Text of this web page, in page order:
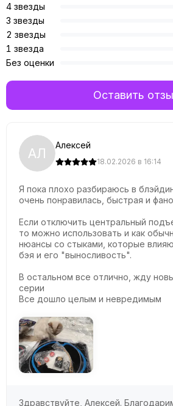
АЛ Алексей
18.02.2026 в 16:14
Я пока плохо разбираюсь в
очень понравилась, быстрая и
Если отключить центральный
то можно использовать и как
нюансы со стыками, которые
бэя и его "выносливость".
В остальном все отлично, жду
серии
Все дошло целым и невредимым
Здравствуйте, Алексей.
4 звезды
3 звезды
2 звезды
1 звезда
Без оценки
Оставить